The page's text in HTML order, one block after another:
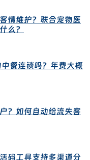
情维护？联合宠物医
么？
餐连锁吗？年费大概
？如何自动给流失客
码工具支持多渠道分